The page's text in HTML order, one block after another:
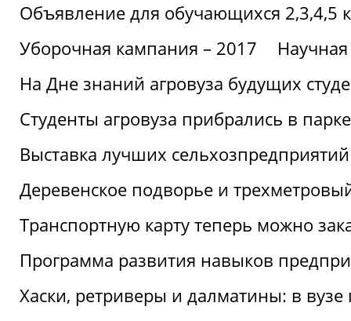
Объявление для обучающихся 2,3,4,5
Уборочная кампания – 2017
На Дне знаний агровуза будущих
Студенты агровуза прибрались в
Выставка лучших
Деревенское подворье и
Транспортную карту теперь можно
Программа развития навыков
Хаски, ретриверы и далматины: в вузе